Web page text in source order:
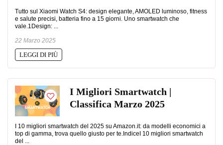
Tutto sul Xiaomi Watch S4: design elegante, AMOLED luminoso, fitness
e salute precisi, batteria fino a 15 giorni. Uno smartwatch che
vale.1Design: ...
22 Marzo 2025
LEGGI DI PIÙ
I Migliori Smartwatch |
Classifica Marzo 2025
I 10 migliori smartwatch del 2025 su Amazon.it: da modelli economici a
top di gamma, trova quello giusto per te.IndiceI 10 migliori smartwatch
del ...